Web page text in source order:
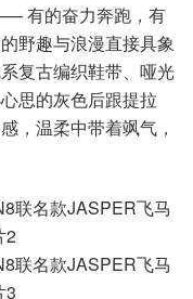
有的奋力奔跑，有
野趣与浪漫直接具象
复古编织鞋带、哑光
思的灰色后跟提拉
，温柔中带着飒气，